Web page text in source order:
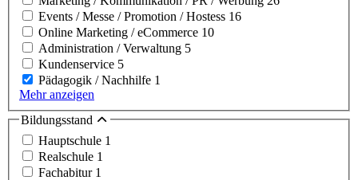
Events / Messe / Promotion / Hostess 16
Online Marketing / eCommerce 10
Administration / Verwaltung 5
Kundenservice 5
Pädagogik / Nachhilfe 1
Mehr anzeigen
Bildungsstand
Hauptschule 1
Realschule 1
Fachabitur 1